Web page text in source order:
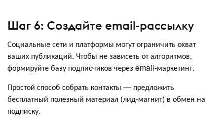
Шаг 6: Создайте email-рассылку
Социальные сети и платформы могут ограничить охват
ваших публикаций. Чтобы не зависеть от алгоритмов,
формируйте базу подписчиков через email-маркетинг.
Простой способ собрать контакты — предложить
бесплатный полезный материал (лид-магнит) в обмен на
подписку.